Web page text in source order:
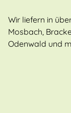
Wir liefern in
Mosbach,
Odenwald und